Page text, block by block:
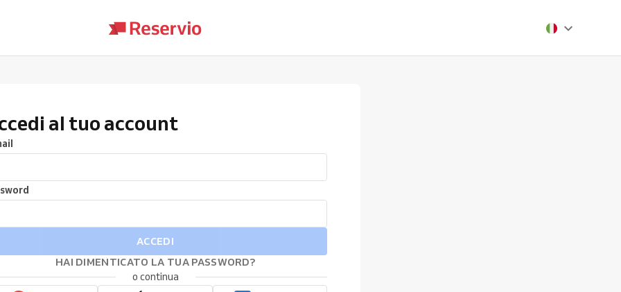
al tuo account
ACCEDI
HAI DIMENTICATO LA TUA PASSWORD?
o continua